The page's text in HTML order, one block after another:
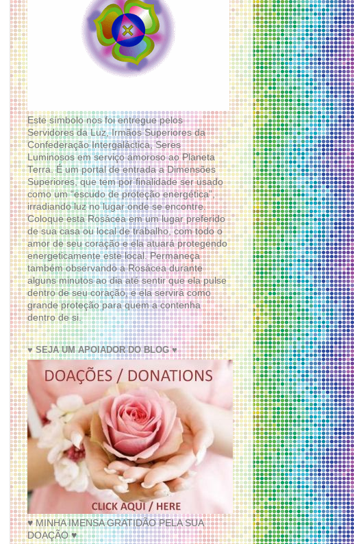
Este símbolo nos foi entregue pelos
Servidores da Luz, Irmãos Superiores da
Confederação Intergaláctica, Seres
Luminosos em serviço amoroso ao Planeta
Terra. É um portal de entrada a Dimensões
Superiores, que tem por finalidade ser usado
como um “escudo de proteção energética”,
irradiando luz no lugar onde se encontre.
Coloque esta Rosácea em um lugar preferido
de sua casa ou local de trabalho, com todo o
amor de seu coração e ela atuará protegendo
energeticamente este local. Permaneça
também observando a Rosácea durante
alguns minutos ao dia até sentir que ela pulse
dentro de seu coração, e ela servirá como
grande proteção para quem a contenha
dentro de si.
♥ SEJA UM APOIADOR DO BLOG ♥
♥ MINHA IMENSA GRATIDÃO PELA SUA
DOAÇÃO ♥